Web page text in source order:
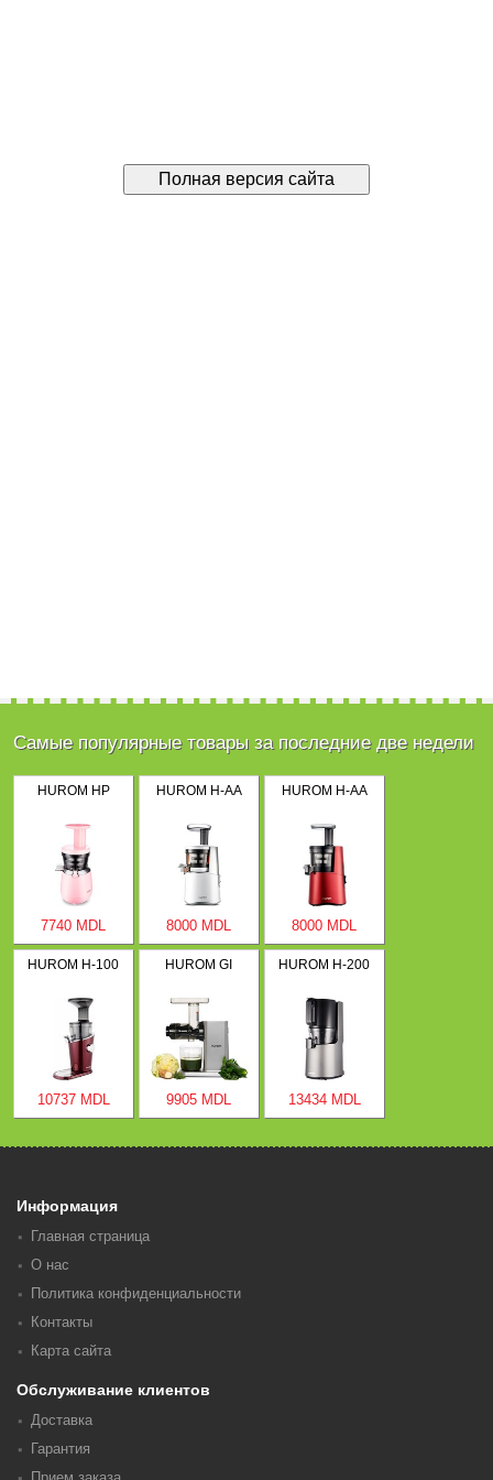
Самые популярные товары за последние две недели
HUROM HP
7740 MDL
HUROM H-AA
8000 MDL
HUROM H-AA
8000 MDL
HUROM H-100
10737 MDL
HUROM GI
9905 MDL
HUROM H-200
13434 MDL
Информация
Главная страница
О нас
Политика конфиденциальности
Контакты
Карта сайта
Обслуживание клиентов
Доставка
Гарантия